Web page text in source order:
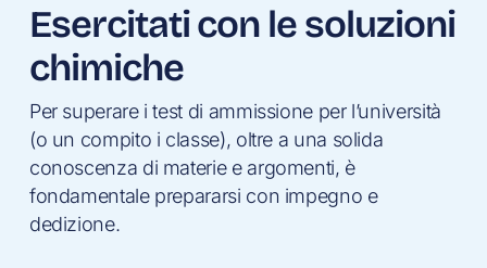
Esercitati con le soluzioni
chimiche
Per superare i test di ammissione per l’università
(o un compito i classe), oltre a una solida
conoscenza di materie e argomenti, è
fondamentale prepararsi con impegno e
dedizione.